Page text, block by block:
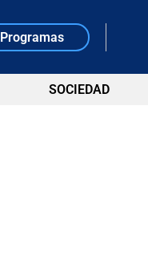
Programas
SOCIEDAD